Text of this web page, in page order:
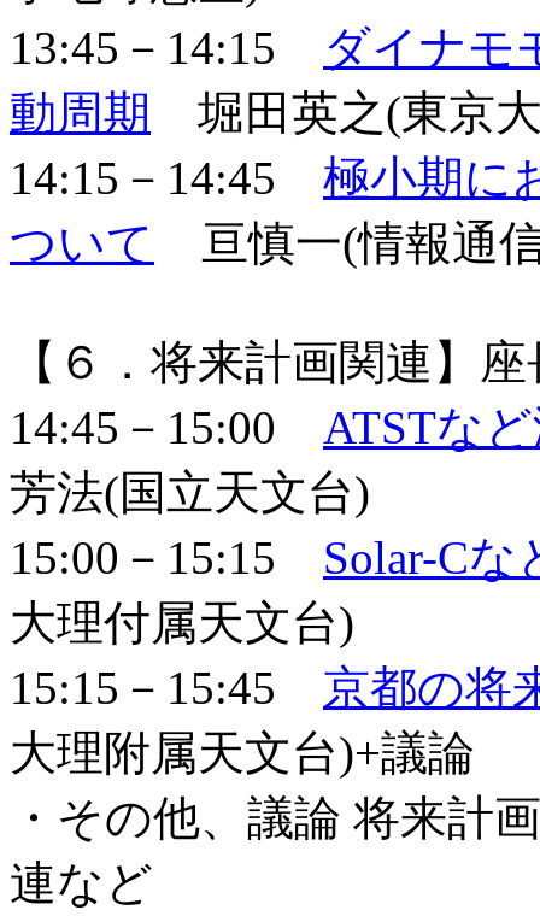
13:45－14:15 ダイナモ
動周期
堀田英之(東京
14:15－14:45 極小期に
ついて
亘慎一(情報通
【６．将来計画関連】
14:45－15:00 ATSTな
芳法(国立天文台)
15:00－15:15 Solar-C
大理付属天文台)
15:15－15:45 京都の将
大理附属天文台)+議論
・その他、議論 将来計
連など